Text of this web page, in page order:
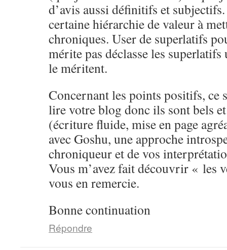
d’avis aussi définitifs et
certaine hiérarchie de valeur à
chroniques. User de superlatifs
mérite pas déclasse les
le méritent.
Concernant les points positifs, ce
lire votre blog donc ils sont bels
(écriture fluide, mise en page
avec Goshu, une approche
chroniqueur et de vos
Vous m’avez fait découvrir « les
vous en remercie.
Bonne continuation
Répondre